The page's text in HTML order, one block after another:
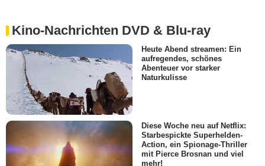
Kino-Nachrichten DVD & Blu-ray
Heute Abend streamen: Ein
aufregendes, schönes
Abenteuer vor starker
Naturkulisse
Diese Woche neu auf Netflix:
Starbespickte Superhelden-
Action, ein Spionage-Thriller
mit Pierce Brosnan und viel
mehr!